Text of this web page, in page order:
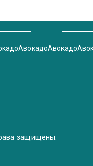
АвокадоАвокадо
защищены.